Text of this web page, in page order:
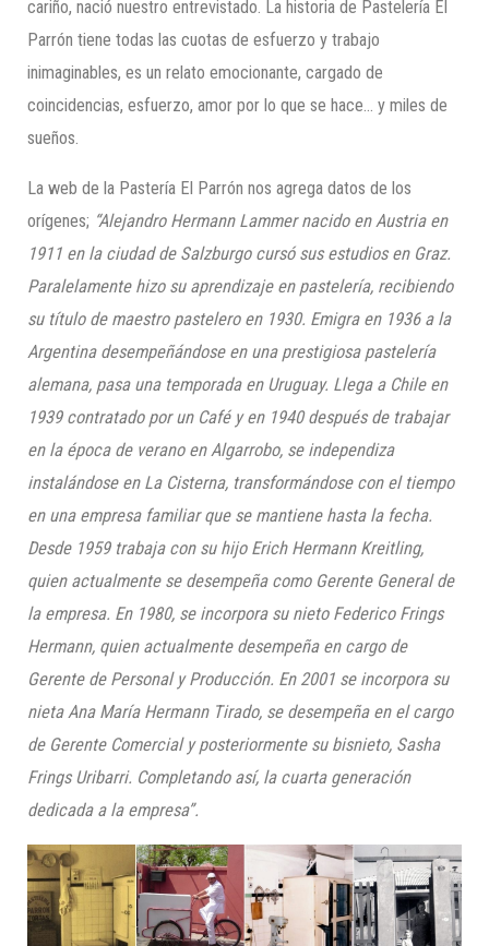
cariño, nació nuestro entrevistado. La historia de Pastelería El
Parrón tiene todas las cuotas de esfuerzo y trabajo
inimaginables, es un relato emocionante, cargado de
coincidencias, esfuerzo, amor por lo que se hace… y miles de
sueños.
La web de la Pastería El Parrón nos agrega datos de los
orígenes; “Alejandro Hermann Lammer nacido en Austria en
1911 en la ciudad de Salzburgo cursó sus estudios en Graz.
Paralelamente hizo su aprendizaje en pastelería, recibiendo
su título de maestro pastelero en 1930. Emigra en 1936 a la
Argentina desempeñándose en una prestigiosa pastelería
alemana, pasa una temporada en Uruguay. Llega a Chile en
1939 contratado por un Café y en 1940 después de trabajar
en la época de verano en Algarrobo, se independiza
instalándose en La Cisterna, transformándose con el tiempo
en una empresa familiar que se mantiene hasta la fecha.
Desde 1959 trabaja con su hijo Erich Hermann Kreitling,
quien actualmente se desempeña como Gerente General de
la empresa. En 1980, se incorpora su nieto Federico Frings
Hermann, quien actualmente desempeña en cargo de
Gerente de Personal y Producción. En 2001 se incorpora su
nieta Ana María Hermann Tirado, se desempeña en el cargo
de Gerente Comercialy posteriormente su bisnieto, Sasha
Frings Uribarri. Completando así, la cuarta generación
dedicada a la empresa”.